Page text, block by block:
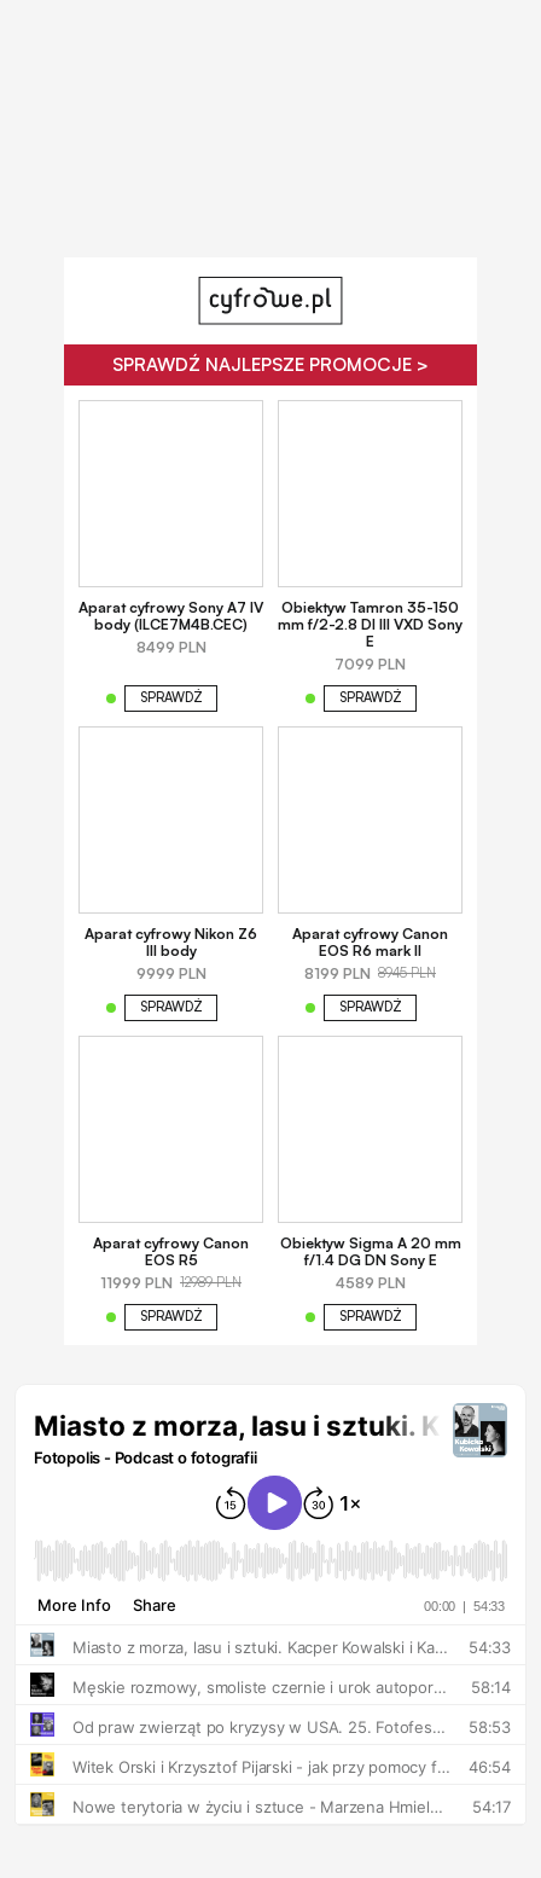
SPRAWDŹ NAJLEPSZE PROMOCJE >
Aparat cyfrowy Sony A7 IV
body (ILCE7M4B.CEC)
8499 PLN
SPRAWDŹ
Obiektyw Tamron 35-150
mm f/2-2.8 DI III VXD Sony
E
7099 PLN
SPRAWDŹ
Aparat cyfrowy Nikon Z6
III body
9999 PLN
SPRAWDŹ
Aparat cyfrowy Canon
EOS R6 mark II
8199 PLN 8945 PLN
SPRAWDŹ
Aparat cyfrowy Canon
EOS R5
11999 PLN 12989 PLN
SPRAWDŹ
Obiektyw Sigma A 20 mm
f/1.4 DG DN Sony E
4589 PLN
SPRAWDŹ